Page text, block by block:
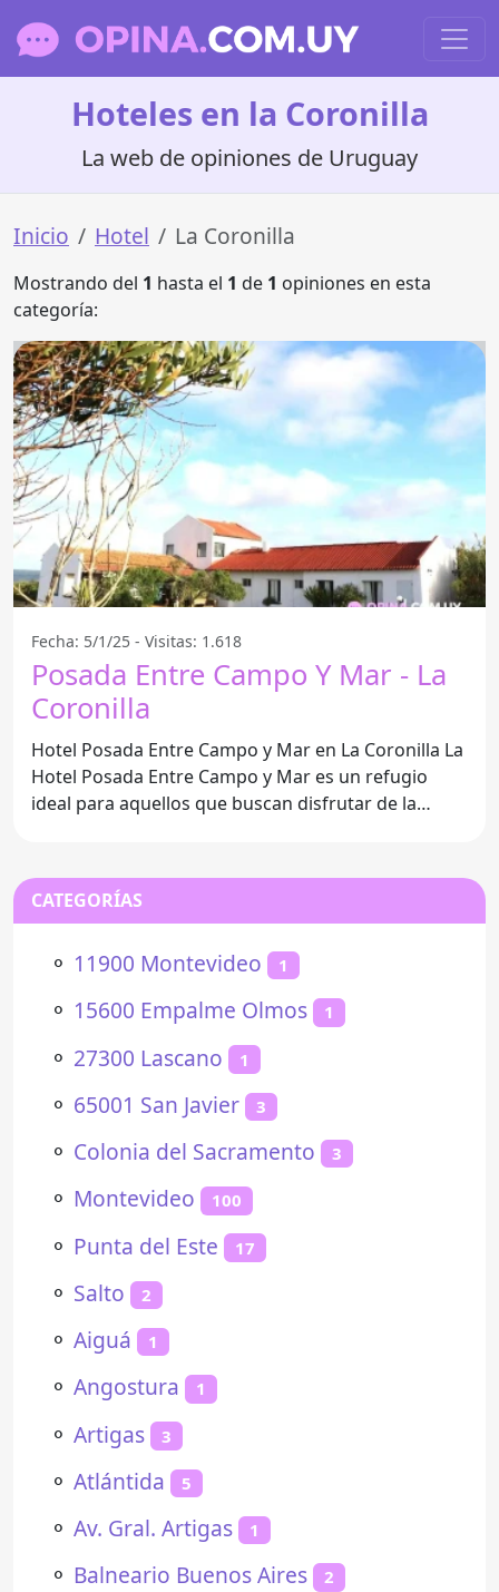
Hoteles en la Coronilla
La web de opiniones de Uruguay
Inicio Hotel La Coronilla
Mostrando del 1 hasta el 1 de 1 opiniones en esta
categoría:
Fecha: 5/1/25 - Visitas: 1.618
Posada Entre Campo Y Mar - La
Coronilla
Hotel Posada Entre Campo y Mar en La Coronilla La
Hotel Posada Entre Campo y Mar es un refugio
ideal para aquellos que buscan disfrutar de la
CATEGORÍAS
⚬ 11900 Montevideo 1
⚬ 15600 Empalme Olmos 1
⚬ 27300 Lascano 1
⚬ 65001 San Javier 3
⚬ Colonia del Sacramento 3
⚬ Montevideo 100
⚬ Punta del Este 17
⚬ Salto 2
⚬ Aiguá 1
⚬ Angostura 1
⚬ Artigas 3
⚬ Atlántida 5
⚬ Av. Gral. Artigas 1
⚬ Balneario Buenos Aires 2